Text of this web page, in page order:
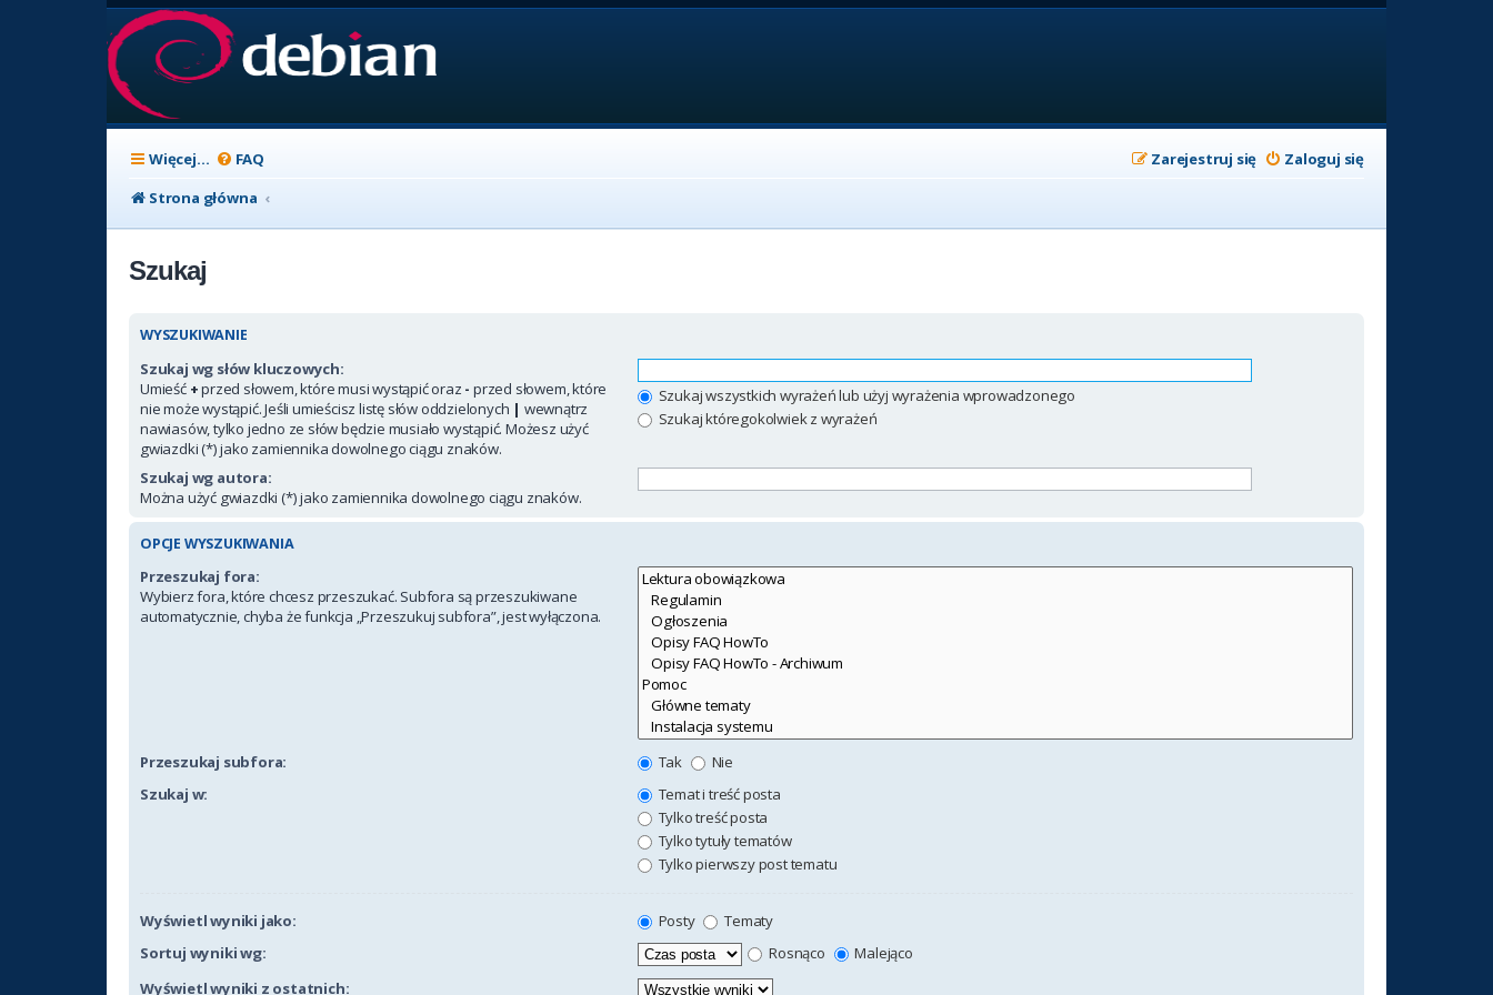
Więcej… FAQ Zaloguj się
Zarejestruj się
Strona główna
Szukaj
WYSZUKIWANIE
Szukaj wg słów kluczowych:
Umieść +przed słowem, które musi wystąpić oraz - przed słowem, które
nie może wystąpić. Jeśli umieścisz listę słów oddzielonych | wewnątrz
nawiasów, tylko jedno ze słów będzie musiało wystąpić. Możesz użyć
gwiazdki (*) jako zamiennika dowolnego ciągu znaków.
Szukaj wszystkich wyrażeń lub użyj wyrażenia wprowadzonego
Szukaj któregokolwiek z wyrażeń
Szukaj wg autora:
Można użyć gwiazdki (*) jako zamiennika dowolnego ciągu znaków.
OPCJE WYSZUKIWANIA
Przeszukaj fora:
Wybierz fora, które chcesz przeszukać. Subfora są przeszukiwane
automatycznie, chyba że funkcja „Przeszukuj subfora”, jest wyłączona.
Przeszukaj subfora: Tak
Nie
Szukaj w:
Temat i treść posta
Tylko treść posta
Tylko tytuły tematów
Tylko pierwszy post tematu
Wyświetl wyniki jako: Posty
Tematy
Sortuj wyniki wg:
Rosnąco
Malejąco
Wyświetl wyniki z ostatnich: